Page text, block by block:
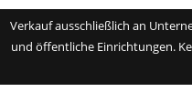
Verkauf ausschließlich an
und öffentliche Einrichtungen.